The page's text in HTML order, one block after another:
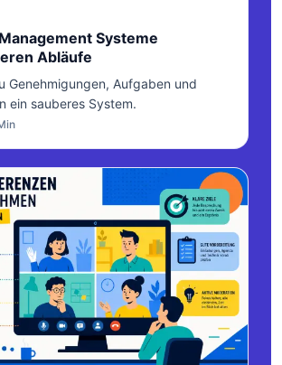
Systeme
Abläufe
Genehmigungen, Aufgaben und
ein sauberes System.